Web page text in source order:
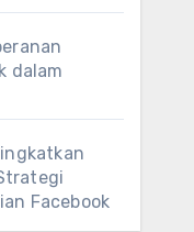
dalam
Facebook